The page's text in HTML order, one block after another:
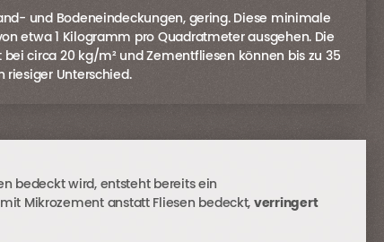
und Bodeneindeckungen, gering. Diese minimale
etwa 1 Kilogramm pro Quadratmeter ausgehen. Die
circa 20 kg/m² und Zementfliesen können bis zu 35
riesiger Unterschied.
bedeckt wird, entsteht bereits ein
Mikrozement anstatt Fliesen bedeckt, verringert